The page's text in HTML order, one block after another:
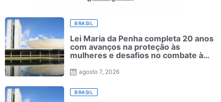
BRASIL
Lei Maria da Penha completa 20 anos
com avanços na proteção às
mulheres e desafios no combate à
agosto 7, 2026
BRASIL